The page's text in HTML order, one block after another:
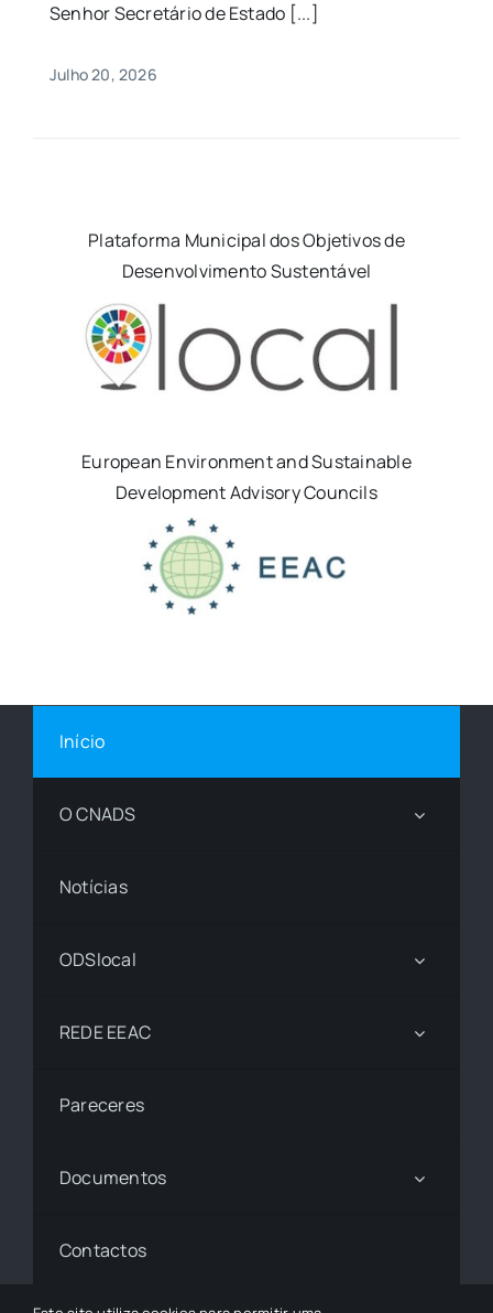
Senhor Secretário de Estado [...]
Julho 20, 2026
Plataforma Municipal dos Objetivos de
Desenvolvimento Sustentável
European Environment and Sustainable
Development Advisory Councils
Início
O CNADS
Notícias
ODSlocal
REDE EEAC
Pareceres
Documentos
Contactos